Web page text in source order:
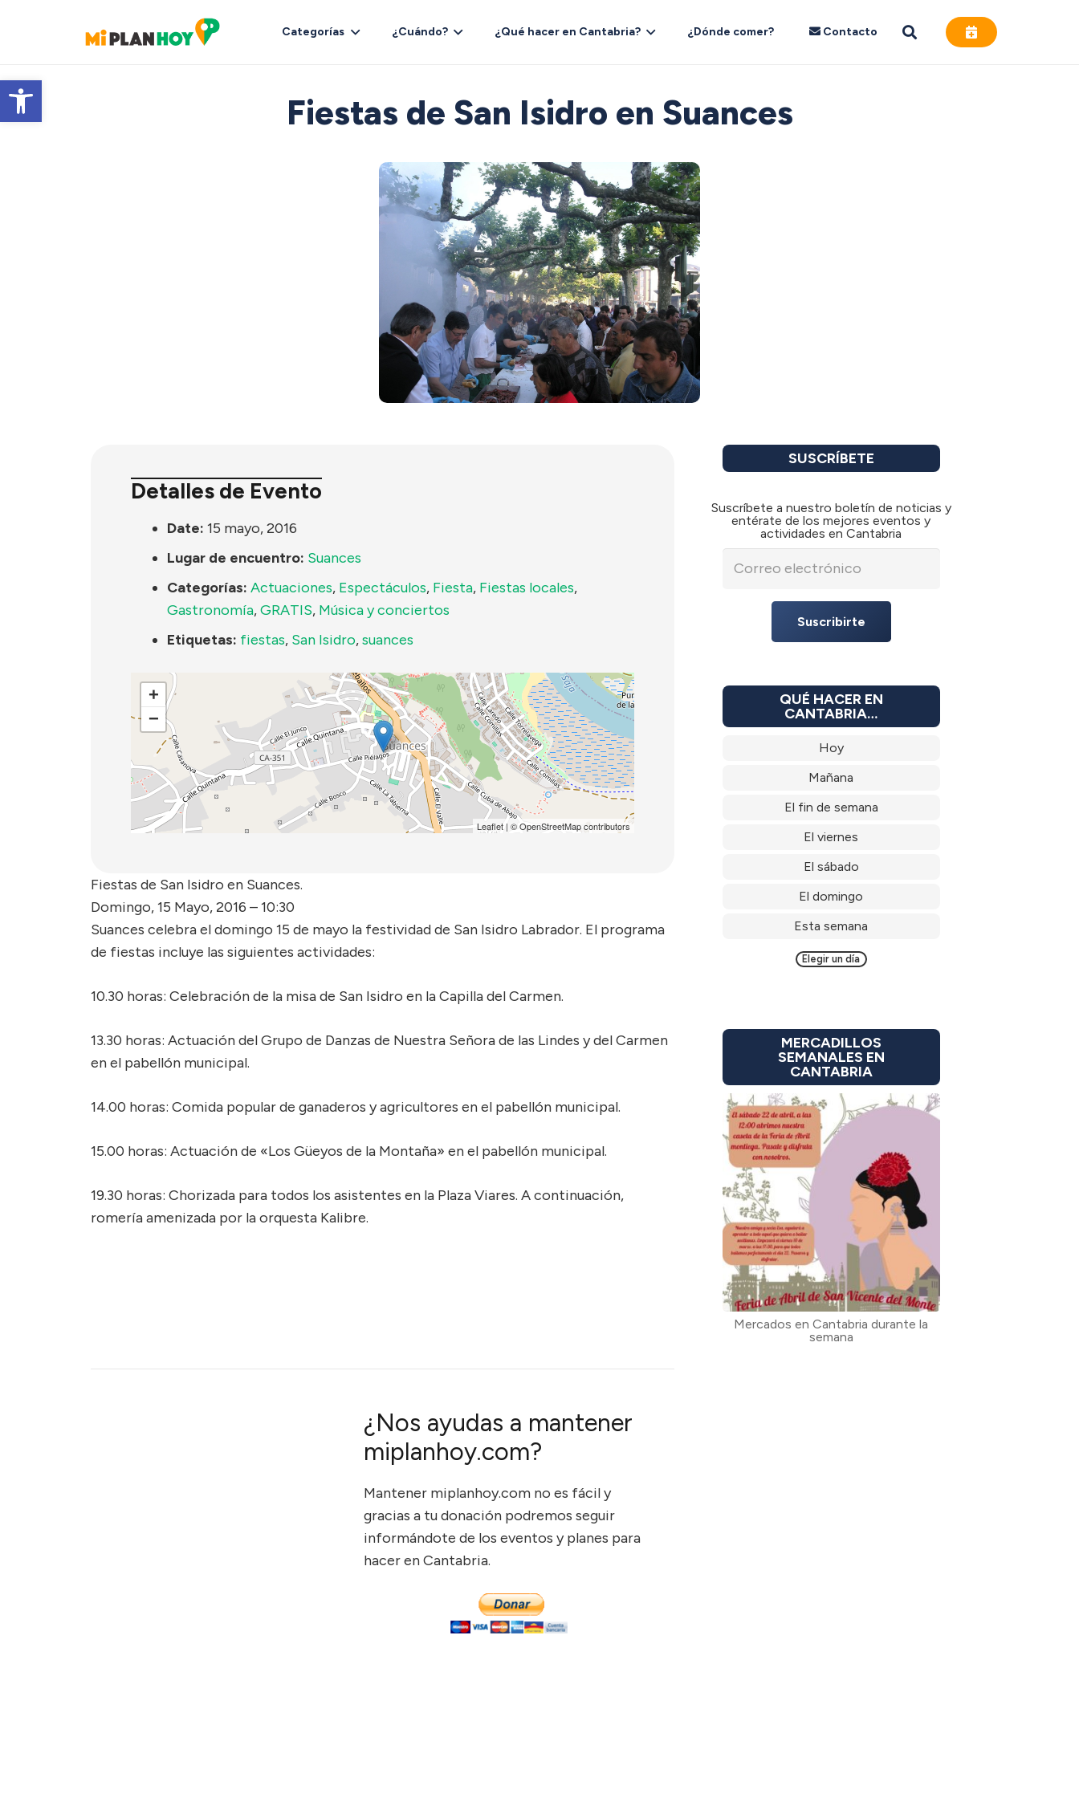
Abrir barra de herramientas
Categorías ¿Cuándo? ¿Qué hacer en Cantabria? ¿Dónde comer? Contacto
Fiestas de San Isidro en Suances
Detalles de Evento
Date: 15 mayo, 2016
Lugar de encuentro: Suances
Categorías: Actuaciones, Espectáculos, Fiesta, Fiestas locales,
Gastronomía,GRATIS, Música y conciertos
Etiquetas: fiestas, San Isidro,suances
+
−
Leaflet| ©OpenStreetMapcontributors
Fiestas de San Isidro en Suances.
Domingo, 15 Mayo, 2016 – 10:30
Suances celebra el domingo 15 de mayo la festividad de San Isidro Labrador. El programa
de fiestas incluye las siguientes actividades:
10.30 horas: Celebración de la misa de San Isidro en la Capilla del Carmen.
13.30 horas: Actuación del Grupo de Danzas de Nuestra Señora de las Lindes y del Carmen
en el pabellón municipal.
14.00 horas: Comida popular de ganaderos y agricultores en el pabellón municipal.
15.00 horas: Actuación de «Los Güeyos de la Montaña» en el pabellón municipal.
19.30 horas: Chorizada para todos los asistentes en la Plaza Viares. A continuación,
romería amenizada por la orquesta Kalibre.
¿Nos ayudas a mantener
miplanhoy.com?
Mantener miplanhoy.com no es fácil y
gracias a tu donación podremos seguir
informándote de los eventos y planes para
hacer en Cantabria.
SUSCRÍBETE
Suscríbete a nuestro boletín de noticias y
entérate de los mejores eventos y
actividades en Cantabria
Suscribirte
QUÉ HACER EN
CANTABRIA…
Hoy
Mañana
El fin de semana
El viernes
El sábado
El domingo
Esta semana
Elegir un día
MERCADILLOS
SEMANALES EN
CANTABRIA
Mercados en Cantabria durante la
semana